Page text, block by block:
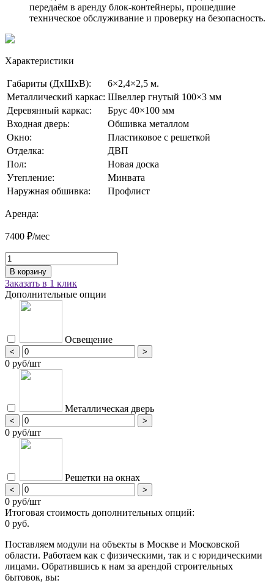
передаём в аренду блок-контейнеры, прошедшие
техническое обслуживание и проверку на безопасность.
Характеристики
Габариты (ДхШхВ):
6×2,4×2,5 м.
Металлический каркас: Швеллер гнутый 100×3 мм
Деревянный каркас:
Брус 40×100 мм
Входная дверь:
Обшивка металлом
Окно:
Пластиковое с решеткой
Отделка:
ДВП
Пол:
Новая доска
Утепление:
Минвата
Наружная обшивка:
Профлист
Аренда:
7400 ₽/мес
Заказать в 1 клик
Дополнительные опции
Освещение
< >
0 руб/шт
Металлическая дверь
< >
0 руб/шт
Решетки на окнах
< >
0 руб/шт
Итоговая стоимость дополнительных опций:
0 руб.
Поставляем модули на объекты в Москве и Московской
области. Работаем как с физическими, так и с юридическими
лицами. Обратившись к нам за арендой строительных
бытовок, вы: